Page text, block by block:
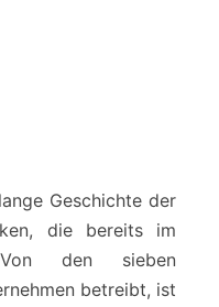
Geschichte der
die bereits im
den sieben
betreibt, ist